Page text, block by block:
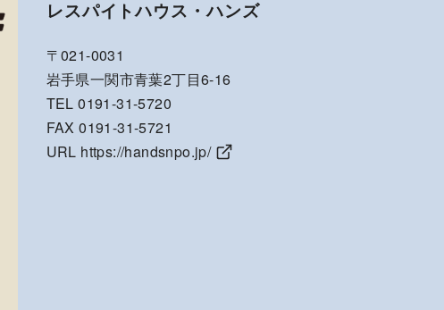
レスパイトハウス・ハンズ
〒021-0031
岩手県一関市青葉2丁目6-16
TEL 0191-31-5720
FAX 0191-31-5721
URL https://handsnpo.jp/